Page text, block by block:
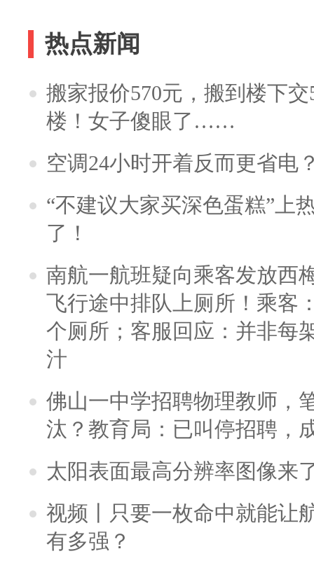
热点新闻
搬家报价570元，搬到楼下
楼！女子傻眼了……
空调24小时开着反而更省电
“不建议大家买深色蛋糕”上
了！
南航一航班疑向乘客发放西
飞行途中排队上厕所！乘客
个厕所；客服回应：并非每
汁
佛山一中学招聘物理教师，
汰？教育局：已叫停招聘，
太阳表面最高分辨率图像来
视频丨只要一枚命中就能让
有多强？